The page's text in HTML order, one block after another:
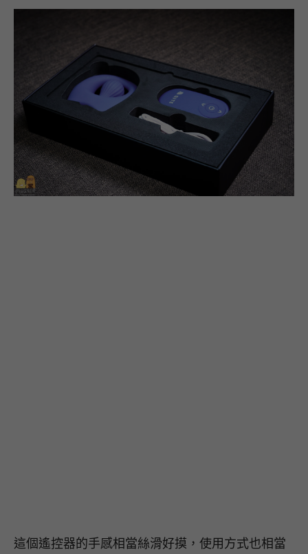
這個遙控器的手感相當絲滑好摸，使用方式也相當